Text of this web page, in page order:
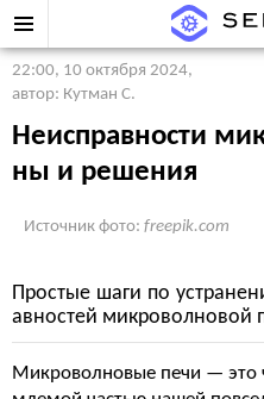
22:00, 10 октября 2024,
автор: Кутман С.
Неисправности
ны и решения
Источник фото: freepik.com
Простые шаги по
авностей микроволновой
Микроволновые печи — это